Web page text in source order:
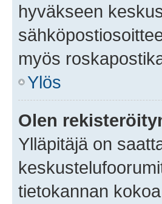
hyväkseen
myös
Ylös
Olen
Ylläpitäjä on
tietokannan